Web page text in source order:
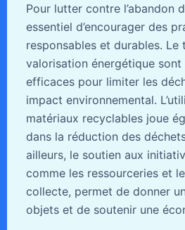
Pour lutter contre l’abandon
essentiel d’encourager des
responsables et durables.
valorisation énergétique sont
efficaces pour limiter les
impact environnemental.
matériaux recyclables joue
dans la réduction des
ailleurs, le soutien aux
comme les ressourceries et
collecte, permet de donner
objets et de soutenir une